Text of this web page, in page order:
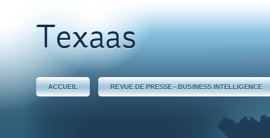
Texaas
ACCUEIL REVUE DE PRESSE - BUSINESS INTELLIGENCE